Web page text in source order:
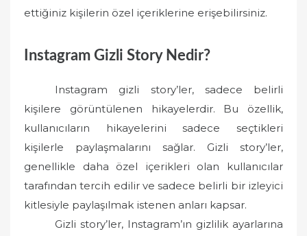
ettiğiniz kişilerin özel içeriklerine erişebilirsiniz.
Instagram Gizli Story Nedir?
Instagram gizli story’ler, sadece belirli
kişilere görüntülenen hikayelerdir. Bu özellik,
kullanıcıların hikayelerini sadece seçtikleri
kişilerle paylaşmalarını sağlar. Gizli story’ler,
genellikle daha özel içerikleri olan kullanıcılar
tarafından tercih edilir ve sadece belirli bir izleyici
kitlesiyle paylaşılmak istenen anları kapsar.
Gizli story’ler, Instagram’ın gizlilik ayarlarına